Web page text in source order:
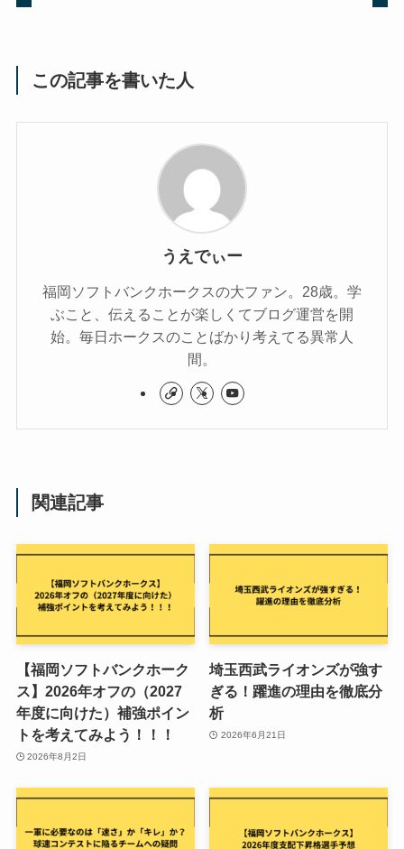
この記事を書いた人
うえでぃー
福岡ソフトバンクホークスの大ファン。28歳。学
ぶこと、伝えることが楽しくてブログ運営を開
始。毎日ホークスのことばかり考えてる異常人
間。
関連記事
【福岡ソフトバンクホーク
ス】2026年オフの（2027
年度に向けた）補強ポイン
トを考えてみよう！！！
2026年8月2日
埼玉西武ライオンズが強す
ぎる！躍進の理由を徹底分
析
2026年6月21日